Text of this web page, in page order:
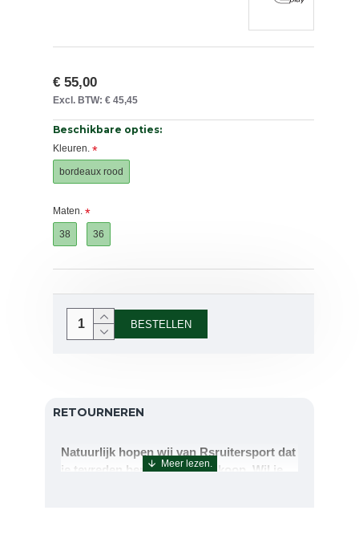
€ 55,00
Excl. BTW: € 45,45
Beschikbare opties:
Kleuren.
bordeaux rood
Maten.
38 36
BESTELLEN
RETOURNEREN
Natuurlijk hopen wij van Rsruitersport dat
je tevreden bent met uw aankoop. Wil je